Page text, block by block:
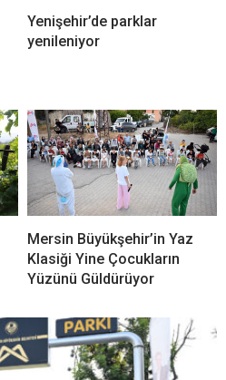
Yenişehir’de parklar
yenileniyor
Mersin Büyükşehir’in Yaz
Klasiği Yine Çocukların
Yüzünü Güldürüyor